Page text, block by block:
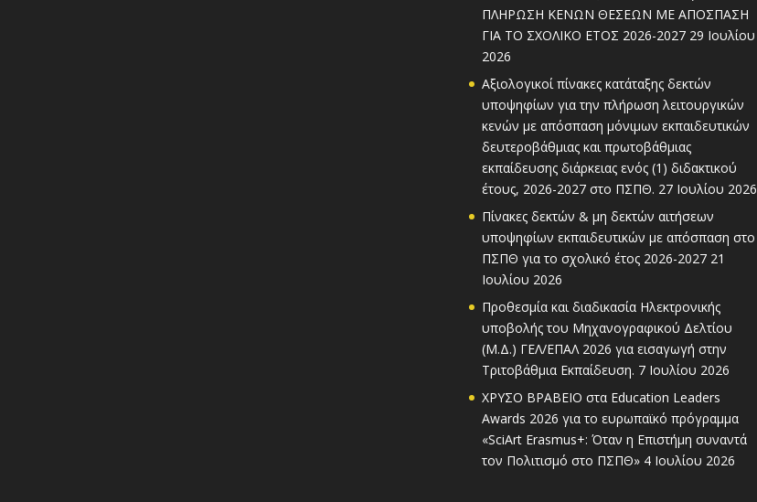
ΠΛΗΡΩΣΗ ΚΕΝΩΝ ΘΕΣΕΩΝ ΜΕ ΑΠΟΣΠΑΣΗ
ΓΙΑ ΤΟ ΣΧΟΛΙΚΟ ΕΤΟΣ 2026-2027 29 Ιουλίου
2026
Αξιολογικοί πίνακες κατάταξης δεκτών
υποψηφίων για την πλήρωση λειτουργικών
κενών με απόσπαση μόνιμων εκπαιδευτικών
δευτεροβάθμιας και πρωτοβάθμιας
εκπαίδευσης διάρκειας ενός (1) διδακτικού
έτους, 2026-2027 στο ΠΣΠΘ. 27 Ιουλίου 2026
Πίνακες δεκτών & μη δεκτών αιτήσεων
υποψηφίων εκπαιδευτικών με απόσπαση στο
ΠΣΠΘ για το σχολικό έτος 2026-2027 21
Ιουλίου 2026
Προθεσμία και διαδικασία Ηλεκτρονικής
υποβολής του Μηχανογραφικού Δελτίου
(Μ.Δ.) ΓΕΛ/ΕΠΑΛ 2026 για εισαγωγή στην
Τριτοβάθμια Εκπαίδευση. 7 Ιουλίου 2026
ΧΡΥΣΟ ΒΡΑΒΕΙΟ στα Education Leaders
Awards 2026 για το ευρωπαϊκό πρόγραμμα
«SciArt Erasmus+: Όταν η Επιστήμη συναντά
τον Πολιτισμό στο ΠΣΠΘ» 4 Ιουλίου 2026